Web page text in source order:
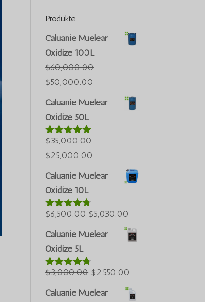
Produkte
Caluanie Muelear
Oxidize 100L
$60,000.00
Der
ursprüngliche
Preis
war:
$60,000.00.
$50,000.00
aktuelle
Caluanie Muelear
Oxidize 50L
Bewertet
mit 5.00
von 5
$35,000.00
Der
ursprüngliche
Preis
war:
$35,000.00.
$25,000.00
aktuelle
$25,000.00.
Caluanie Muelear
Oxidize 10L
Bewertet
von 5
$6,500.00 Der
ursprüngliche
war:
$6,500.00.
$5,030.00
aktuelle
Preis
$5,030.00.
Caluanie Muelear
Oxidize 5L
Bewertet
von 5
$3,000.00 Der
ursprüngliche
$2,550.00
aktuelle
Caluanie Muelear
Қазақ тілі
Русский
ភាសាខ្មែរ
Bahasa Melayu
ພາສາລາວ
العربية
Português do Brasil